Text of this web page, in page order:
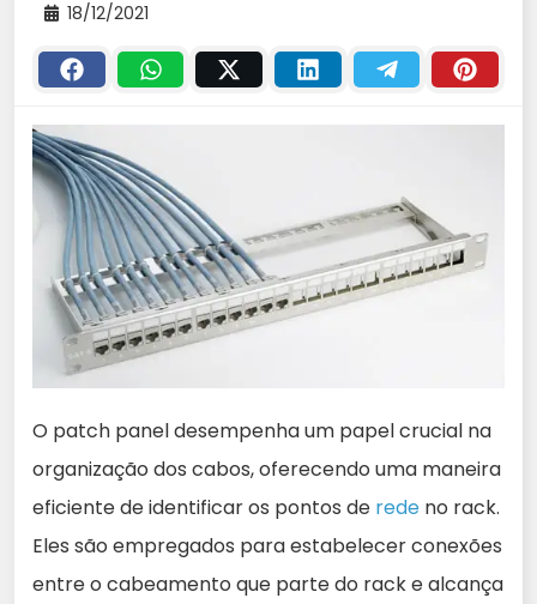
18/12/2021
O patch panel desempenha um papel crucial na
organização dos cabos, oferecendo uma maneira
eficiente de identificar os pontos de rede no rack.
Eles são empregados para estabelecer conexões
entre o cabeamento que parte do rack e alcança